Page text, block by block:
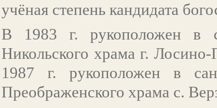
учёная степень кандидата
В 1983 г. рукоположен в
Никольского храма г.
1987 г. рукоположен в
Преображенского храма с.